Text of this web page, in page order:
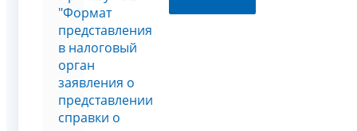
"Формат
представления
в налоговый
орган
заявления о
представлении
справки о